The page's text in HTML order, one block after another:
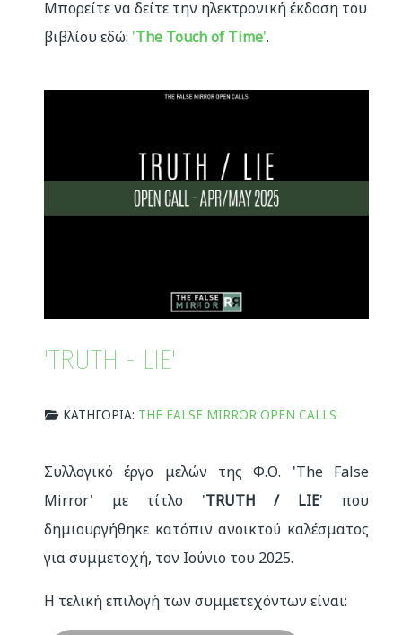
Μπορείτε να δείτε την ηλεκτρονική έκδοση του
βιβλίου εδώ: 'The Touch of Time'.
'TRUTH - LIE'
ΚΑΤΗΓΟΡΊΑ: THE FALSE MIRROR OPEN CALLS
Συλλογικό έργο μελών της Φ.Ο. 'The False
Mirror' με τίτλο 'TRUTH / LIE' που
δημιουργήθηκε κατόπιν ανοικτού καλέσματος
για συμμετοχή, τον Ιούνιο του 2025.
Η τελική επιλογή των συμμετεχόντων είναι: